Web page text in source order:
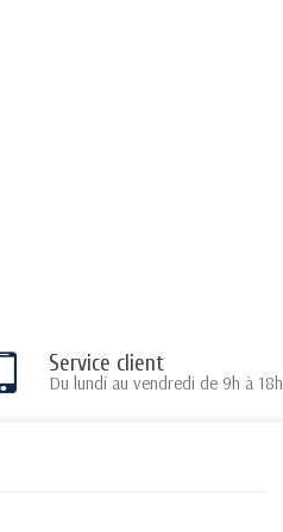
Service client
Du lundi au vendredi de 9h à 18h